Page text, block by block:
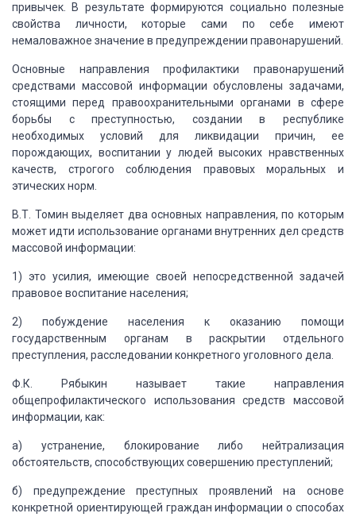
привычек. В результате формируются социально полезные
свойства личности, которые сами по себе имеют
немаловажное значение в предупреждении правонарушений.
Основные направления профилактики правонарушений
средствами массовой информации обусловлены задачами,
стоящими перед правоохранительными органами в сфере
борьбы с преступностью, создании в республике
необходимых условий для ликвидации причин, ее
порождающих, воспитании у людей высоких нравственных
качеств, строгого соблюдения правовых моральных и
этических норм.
В.Т. Томин выделяет два основных направления, по которым
может идти использование органами внутренних дел средств
массовой информации:
1) это усилия, имеющие своей непосредственной задачей
правовое воспитание населения;
2) побуждение населения к оказанию помощи
государственным органам в раскрытии отдельного
преступления, расследовании конкретного уголовного дела.
Ф.К. Рябыкин называет такие направления
общепрофилактического использования средств массовой
информации, как:
а) устранение, блокирование либо нейтрализация
обстоятельств, способствующих совершению преступлений;
б) предупреждение преступных проявлений на основе
конкретной ориентирующей граждан информации о способах